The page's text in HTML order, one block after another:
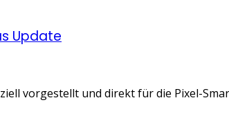
Update
vorgestellt und direkt für die Pixel-